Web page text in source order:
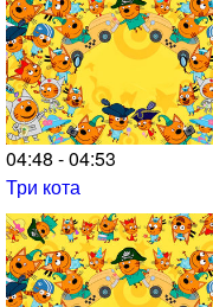
04:48 - 04:53
Три кота